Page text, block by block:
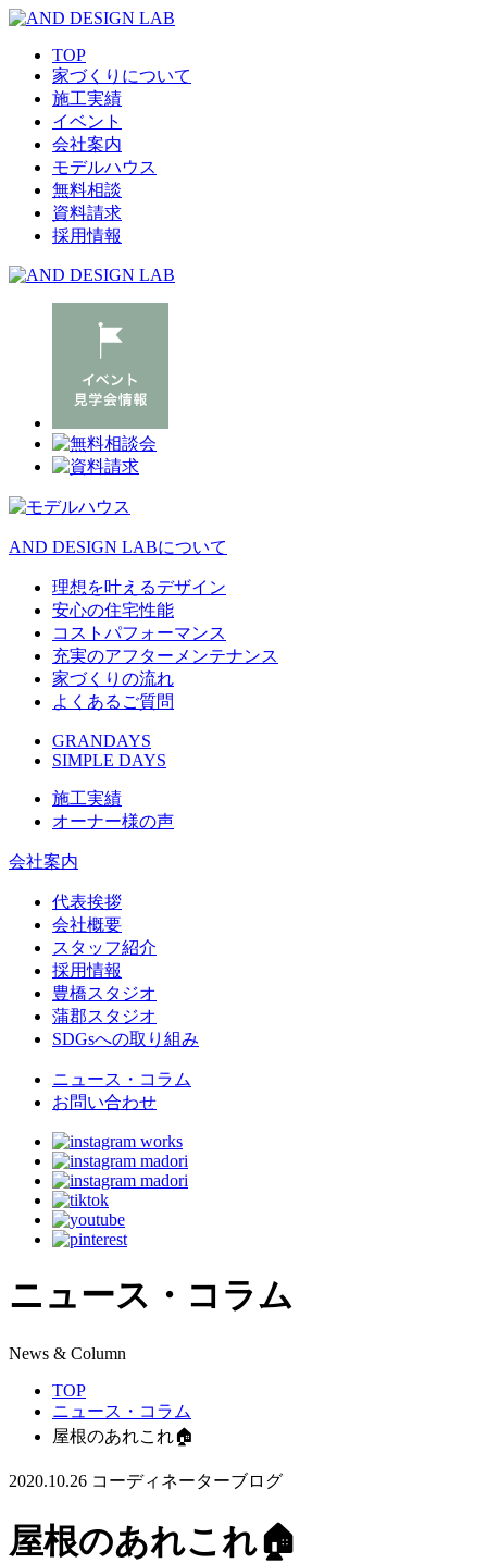
TOP
家づくりについて
施工実績
イベント
会社案内
モデルハウス
無料相談
資料請求
採用情報
AND DESIGN LABについて
理想を叶えるデザイン
安心の住宅性能
コストパフォーマンス
充実のアフターメンテナンス
家づくりの流れ
よくあるご質問
GRANDAYS
SIMPLE DAYS
施工実績
オーナー様の声
会社案内
代表挨拶
会社概要
スタッフ紹介
採用情報
豊橋スタジオ
蒲郡スタジオ
SDGsへの取り組み
ニュース・コラム
お問い合わせ
ニュース・コラム
News & Column
TOP
ニュース・コラム
屋根のあれこれ🏠
2020.10.26 コーディネーターブログ
屋根のあれこれ🏠